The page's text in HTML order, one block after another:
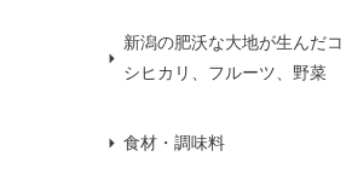
新潟の肥沃な大地が生んだコ
シヒカリ、フルーツ、野菜
食材・調味料